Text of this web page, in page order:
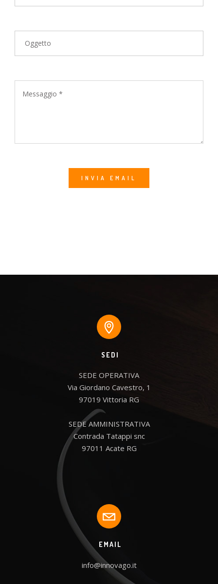
SEDI
SEDE OPERATIVA
Via Giordano Cavestro, 1
97019 Vittoria RG
SEDE AMMINISTRATIVA
Contrada Tatappi snc
97011 Acate RG
EMAIL
info@innovago.it